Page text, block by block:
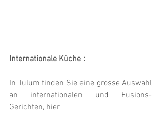
Internationale Küche :
In Tulum finden Sie eine grosse Auswahl
an internationalen und Fusions-
Gerichten, hier